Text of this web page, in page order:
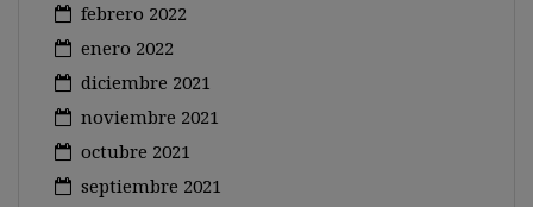
febrero 2022
enero 2022
diciembre 2021
noviembre 2021
octubre 2021
septiembre 2021